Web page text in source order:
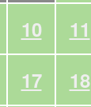
10 11
17 18